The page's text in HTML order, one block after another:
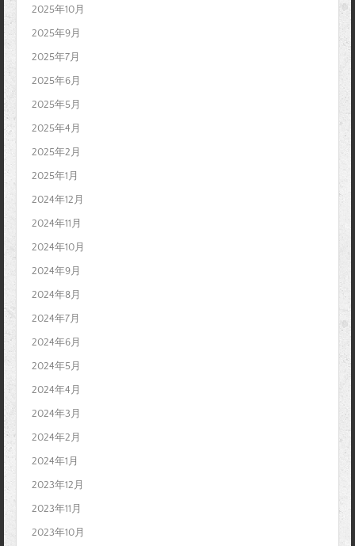
2025年10月
2025年9月
2025年7月
2025年6月
2025年5月
2025年4月
2025年2月
2025年1月
2024年12月
2024年11月
2024年10月
2024年9月
2024年8月
2024年7月
2024年6月
2024年5月
2024年4月
2024年3月
2024年2月
2024年1月
2023年12月
2023年11月
2023年10月